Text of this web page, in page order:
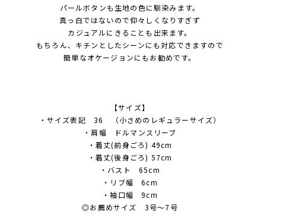
パールボタンも生地の色に馴染みます。
真っ白ではないので仰々しくなりすぎず
カジュアルにきることも出来ます。
もちろん、キチンとしたシーンにも対応できますので
簡単なオケージョンにもお勧めです。
【サイズ】
・サイズ表記 36 （小さめのレギュラーサイズ）
・肩幅 ドルマンスリーブ
・着丈(前身ごろ) 49cm
・着丈(後身ごろ) 57cm
・バスト 65cm
・リブ幅 6cm
・袖口幅 9cm
◎お薦めサイズ 3号〜7号